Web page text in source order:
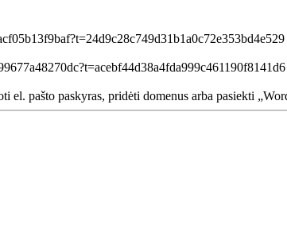
pašto paskyras, pridėti domenus arba pasiekti